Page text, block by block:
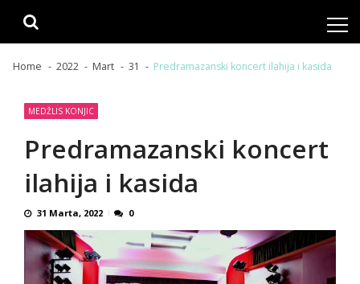
Home 2022 Mart 31 Predramazanski koncert ilahija i kasida
MEDŽLIS KONJIC
Predramazanski koncert
ilahija i kasida
31 Marta, 2022 0